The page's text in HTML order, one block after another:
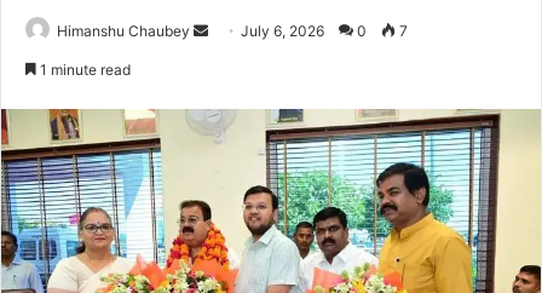
Himanshu Chaubey July 6, 2026 0 7
1 minute read